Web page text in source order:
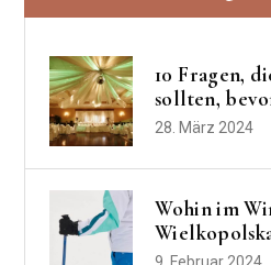
10 Fragen,
sollten,
28. März 2024
Wohin im
verbringen